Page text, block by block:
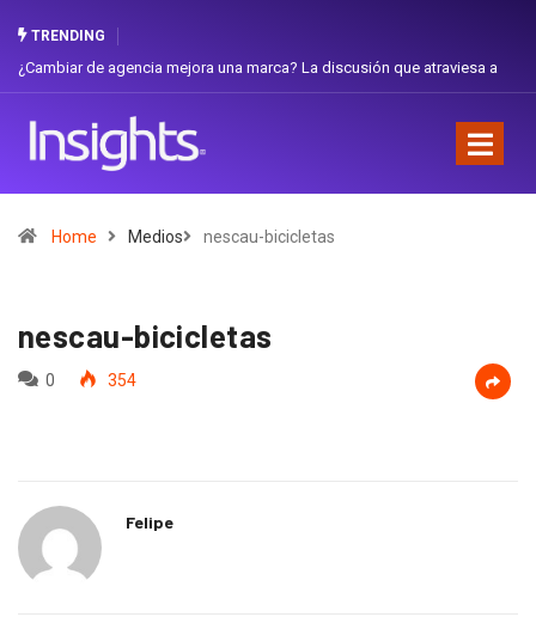
TRENDING
de agencia mejora una marca? La discusión que atraviesa a
Home Medios nescau-bicicletas
nescau-bicicletas
0 354
Felipe